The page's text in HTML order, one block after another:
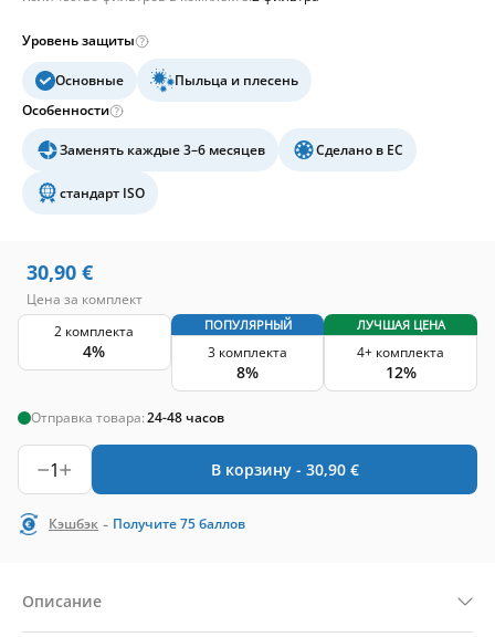
Уровень защиты
Основные
Пыльца и плесень
Особенности
Заменять каждые 3–6 месяцев Сделано в ЕС
стандарт ISO
30,90 €
Цена за комплект
2 комплекта
4%
ПОПУЛЯРНЫЙ
3 комплекта
8%
ЛУЧШАЯ ЦЕНА
4+ комплекта
12%
Отправка товара:24-48 часов
1 В корзину - 30,90 €
Кэшбэк - Получите75баллов
Описание